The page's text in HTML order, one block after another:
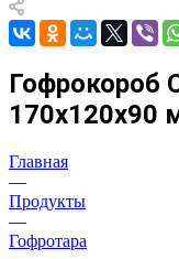
Гофрокороб
170x120x90
Главная
—
Продукты
—
Гофротара